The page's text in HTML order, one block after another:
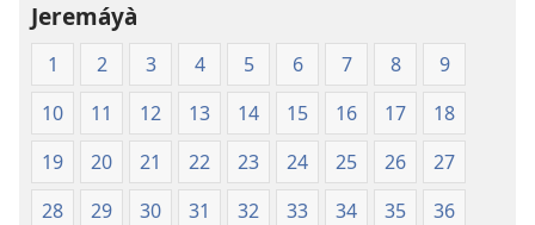
ní
Ìtumọ̀
Ayé
Tuntun
(Softcover
Edition)
Jeremáyà
1 2 3 4 5 6 7 8
9
10
11 12 13 14 15 16 17
18
19
20 21 22 23 24 25 26
27
28
29 30 31 32 33 34 35
36